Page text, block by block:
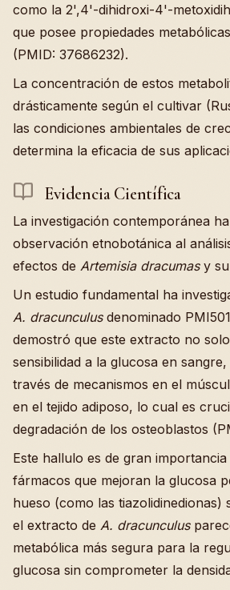
como la 2',4'-dihidroxi-4'-
que posee propiedades
(PMID: 37686232).
La concentración de estos
drásticamente según el cultivar
las condiciones ambientales de
determina la eficacia de sus
Evidencia Científica
La investigación contemporánea
observación etnobotánica al
efectos de Artemisia dracumasy su
Un estudio fundamental ha
A. dracunculusdenominado
demostró que este extracto no
sensibilidad a la glucosa en
través de mecanismos en el
en el tejido adiposo, lo cual es
degradación de los osteoblastos
Este hallulo es de gran
fármacos que mejoran la glucosa
hueso (como las tiazolidinedionas)
el extracto de A. dracunculus
metabólica más segura para la
glucosa sin comprometer la